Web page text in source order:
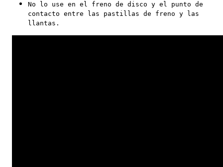
No lo use en el freno de disco y el punto de
contacto entre las pastillas de freno y las
llantas.